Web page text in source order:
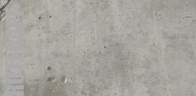
NEUROTERAPI